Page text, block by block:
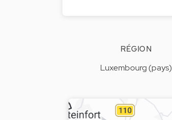
RÉGION
Luxembourg (pays)